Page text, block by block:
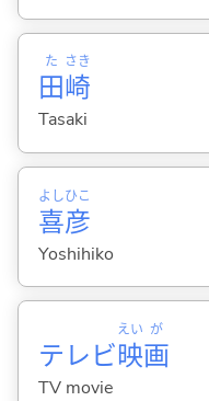
田
た
崎
さき
Tasaki
喜
よし
彦
ひこ
Yoshihiko
テレビ映
えい
画
が
TV movie